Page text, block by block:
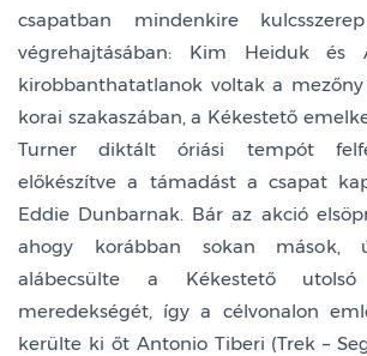
csapatban mindenkire
végrehajtásában: Kim Heiduk és
kirobbanthatatlanok voltak a
korai szakaszában, a Kékestető
Turner diktált óriási tempót
előkészítve a támadást a csapat
Eddie Dunbarnak. Bár az akció
ahogy korábban sokan mások,
alábecsülte a Kékestető utolsó
meredekségét, így a célvonalon
kerülte ki őt Antonio Tiberi (Trek –